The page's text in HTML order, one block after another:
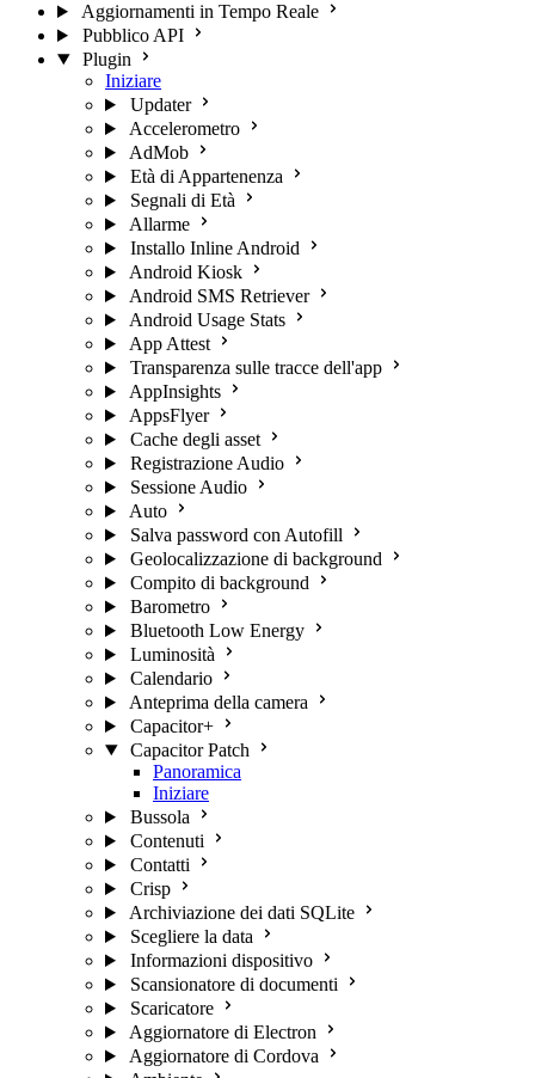
Aggiornamenti in Tempo Reale
Pubblico API
Plugin
Iniziare
Updater
Accelerometro
AdMob
Età di Appartenenza
Segnali di Età
Allarme
Installo Inline Android
Android Kiosk
Android SMS Retriever
Android Usage Stats
App Attest
Transparenza sulle tracce dell'app
AppInsights
AppsFlyer
Cache degli asset
Registrazione Audio
Sessione Audio
Auto
Salva password con Autofill
Geolocalizzazione di background
Compito di background
Barometro
Bluetooth Low Energy
Luminosità
Calendario
Anteprima della camera
Capacitor+
Capacitor Patch
Panoramica
Iniziare
Bussola
Contenuti
Contatti
Crisp
Archiviazione dei dati SQLite
Scegliere la data
Informazioni dispositivo
Scansionatore di documenti
Scaricatore
Aggiornatore di Electron
Aggiornatore di Cordova